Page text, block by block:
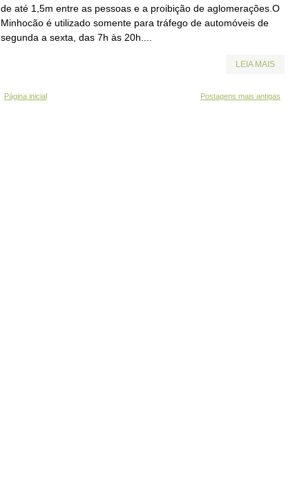
de até 1,5m entre as pessoas e a proibição de aglomerações.O
Minhocão é utilizado somente para tráfego de automóveis de
segunda a sexta, das 7h às 20h....
LEIA MAIS
Postagens mais antigas
Página inicial